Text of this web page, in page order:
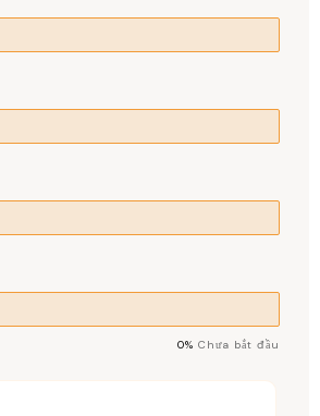
0% Chưa bắt đầu